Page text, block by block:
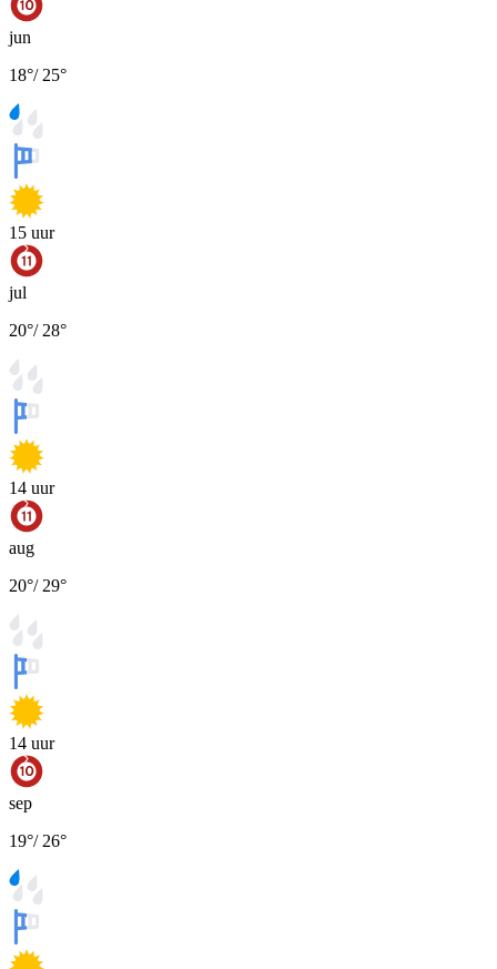
jun
18°/ 25°
15 uur
jul
20°/ 28°
14 uur
aug
20°/ 29°
14 uur
sep
19°/ 26°